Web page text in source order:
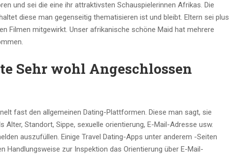
und sei die eine ihr attraktivsten Schauspielerinnen Afrikas. Die
diese man gegenseitig thematisieren ist und bleibt. Eltern sei plus
Filmen mitgewirkt. Unser afrikanische schöne Maid hat mehrere
Sehr wohl Angeschlossen
fast den allgemeinen Dating-Plattformen. Diese man sagt, sie
Standort, Sippe, sexuelle orientierung, E-Mail-Adresse usw.
auszufüllen. Einige Travel Dating-Apps unter anderem -Seiten
zur Inspektion das Orientierung über E-Mail-